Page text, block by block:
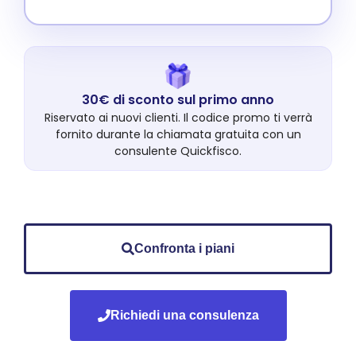
30€ di sconto sul primo anno
Riservato ai nuovi clienti. Il codice promo ti verrà
fornito durante la chiamata gratuita con un
consulente Quickfisco.
Confronta i piani
Richiedi una consulenza